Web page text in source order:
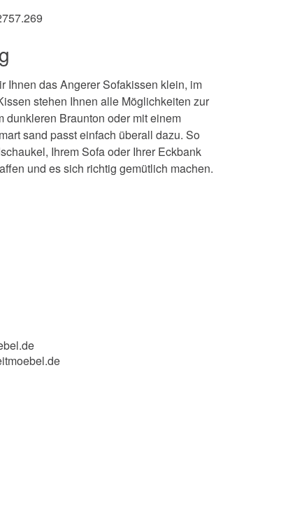
Ihnen das Angerer Sofakissen klein, im
stehen Ihnen alle Möglichkeiten zur
dunkleren Braunton oder mit einem
sand passt einfach überall dazu. So
Ihrem Sofa oder Ihrer Eckbank
und es sich richtig gemütlich machen.